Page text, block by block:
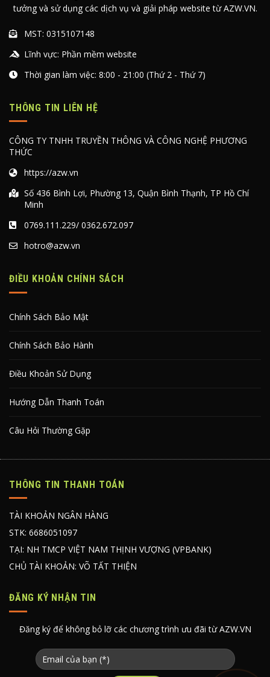
tưởng và sử dụng các dịch vụ và giải pháp website từ AZW.VN.
MST: 0315107148
Lĩnh vực: Phần mềm website
Thời gian làm việc: 8:00 - 21:00 (Thứ 2 - Thứ 7)
THÔNG TIN LIÊN HỆ
CÔNG TY TNHH TRUYỀN THÔNG VÀ CÔNG NGHỆ PHƯƠNG
THỨC
https://azw.vn
Số 436 Bình Lợi, Phường 13, Quận Bình Thạnh, TP Hồ Chí
Minh
0769.111.229/ 0362.672.097
hotro@azw.vn
ĐIỀU KHOẢN CHÍNH SÁCH
Chính Sách Bảo Mật
Chính Sách Bảo Hành
Điều Khoản Sử Dụng
Hướng Dẫn Thanh Toán
Câu Hỏi Thường Gặp
THÔNG TIN THANH TOÁN
TÀI KHOẢN NGÂN HÀNG
STK: 6686051097
TẠI: NH TMCP VIỆT NAM THỊNH VƯỢNG (VPBANK)
CHỦ TÀI KHOẢN: VÕ TẤT THIỆN
ĐĂNG KÝ NHẬN TIN
Đăng ký để không bỏ lỡ các chương trình ưu đãi từ AZW.VN